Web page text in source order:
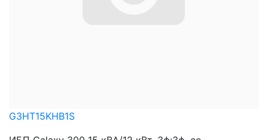
G3HT15KHB1S